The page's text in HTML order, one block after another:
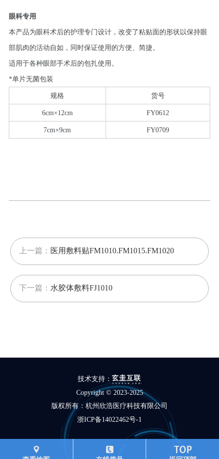
眼科专用
本产品为眼科术后的护理专门设计，改变了粘贴面的形状以保持眼
部肌肉的活动自如，同时保证使用的方便、简捷。
适用于各种眼部手术后的包扎使用。
*单片无菌包装
规格 货号
6cm×12cm FY0612
7cm×9cm FY0709
上一篇： 医用敷料贴FM1010.FM1015.FM1020
下一篇： 水胶体敷料FJ1010
技术支持：
Copyright © 2023-2025
版权所有：杭州欣浩医疗科技有限公司
浙ICP备14022462号-1